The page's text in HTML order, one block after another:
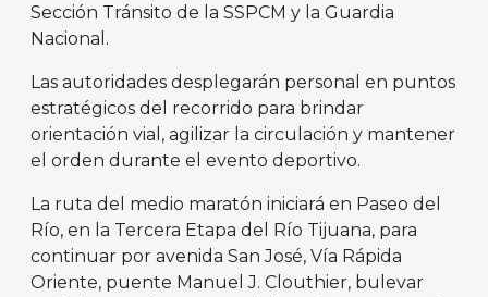
Sección Tránsito de la SSPCM y la Guardia
Nacional.
Las autoridades desplegarán personal en puntos
estratégicos del recorrido para brindar
orientación vial, agilizar la circulación y mantener
el orden durante el evento deportivo.
La ruta del medio maratón iniciará en Paseo del
Río, en la Tercera Etapa del Río Tijuana, para
continuar por avenida San José, Vía Rápida
Oriente, puente Manuel J. Clouthier, bulevar